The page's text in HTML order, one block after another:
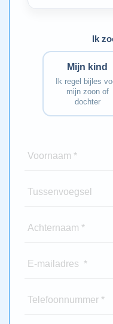
Ik
Mijn kind
Ik regel bijles
mijn zoon of
dochter
Voornaam *
Tussenvoegsel
Achternaam *
E-mailadres *
Telefoonnummer *